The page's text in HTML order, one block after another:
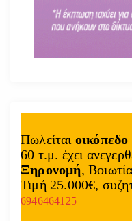
Πωλείται οικόπεδο
60 τ.μ. έχει
Ξηρονομή,
Τιμή 25.000€,
6946464125